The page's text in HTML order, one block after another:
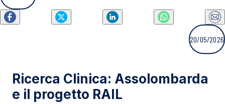
20/05/2026
Ricerca Clinica: Assolombarda
e il progetto RAIL